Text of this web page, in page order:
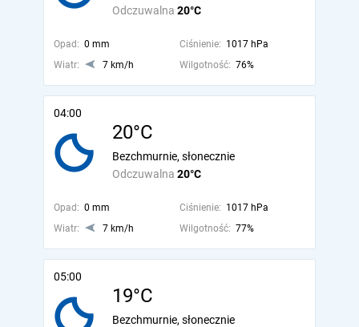
Odczuwalna 20°C
Opad: 0 mm Ciśnienie: 1017 hPa
Wiatr:
7 km/h Wilgotność: 76%
04:00
20°C
Odczuwalna 20°C
Bezchmurnie, słonecznie
Opad: 0 mm Ciśnienie: 1017 hPa
Wiatr:
7 km/h Wilgotność: 77%
05:00
19°C
Bezchmurnie, słonecznie